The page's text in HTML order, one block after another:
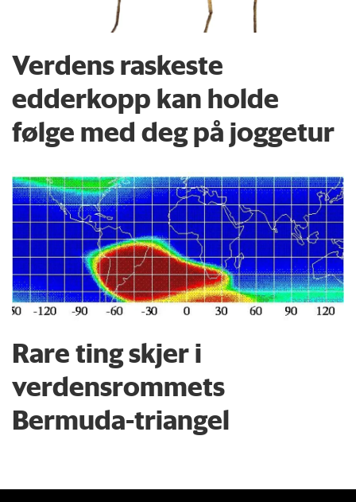
Verdens raskeste
edderkopp kan holde
følge med deg på joggetur
Rare ting skjer i
verdensrommets
Bermuda-triangel